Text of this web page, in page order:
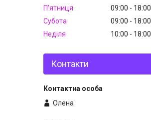
Пʼятниця
09:00
18:00
Субота
09:00
18:00
Неділя
10:00 18:00
Контакти
Олена